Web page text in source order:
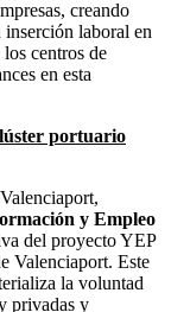
creando
laboral en
centros de
en esta
portuario
y Empleo
del proyecto YEP
Valenciaport. Este
la voluntad
privadas y